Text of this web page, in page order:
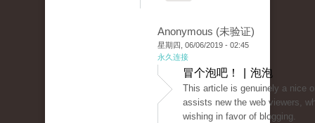
Anonymous (未验证)
星期四, 06/06/2019 - 02:45
永久连接
冒个泡吧！ | 泡泡
This article is genuinely a nice
assists new the web viewers,
wishing in favor of blogging.